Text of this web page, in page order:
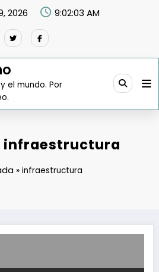
2026 9:02:04 AM
el mundo. Por
infraestructura
»infraestructura